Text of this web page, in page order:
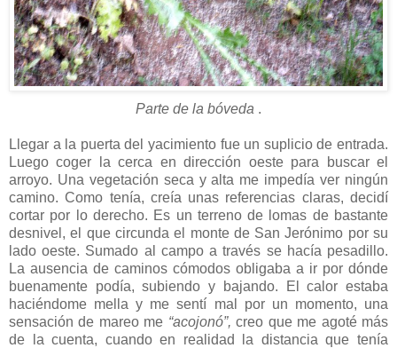
Parte de la bóveda .
Llegar a la puerta del yacimiento fue un suplicio de entrada.
Luego coger la cerca en dirección oeste para buscar el
arroyo. Una vegetación seca y alta me impedía ver ningún
camino. Como tenía, creía unas referencias claras, decidí
cortar por lo derecho. Es un terreno de lomas de bastante
desnivel, el que circunda el monte de San Jerónimo por su
lado oeste. Sumado al campo a través se hacía pesadillo.
La ausencia de caminos cómodos obligaba a ir por dónde
buenamente podía, subiendo y bajando. El calor estaba
haciéndome mella y me sentí mal por un momento, una
sensación de mareo me “acojonó”, creo que me agoté más
de la cuenta, cuando en realidad la distancia que tenía